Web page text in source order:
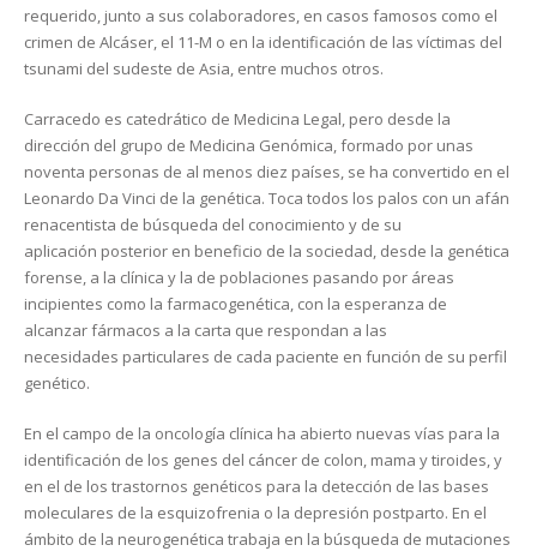
requerido, junto a sus colaboradores, en casos famosos como el
crimen de Alcáser, el 11-M o en la identificación de las víctimas del
tsunami del sudeste de Asia, entre muchos otros.
Carracedo es catedrático de Medicina Legal, pero desde la
dirección del grupo de Medicina Genómica, formado por unas
noventa personas de al menos diez países, se ha convertido en el
Leonardo Da Vinci de la genética. Toca todos los palos con un afán
renacentista de búsqueda del conocimiento y de su
aplicación posterior en beneficio de la sociedad, desde la genética
forense, a la clínica y la de poblaciones pasando por áreas
incipientes como la farmacogenética, con la esperanza de
alcanzar fármacos a la carta que respondan a las
necesidades particulares de cada paciente en función de su perfil
genético.
En el campo de la oncología clínica ha abierto nuevas vías para la
identificación de los genes del cáncer de colon, mama y tiroides, y
en el de los trastornos genéticos para la detección de las bases
moleculares de la esquizofrenia o la depresión postparto. En el
ámbito de la neurogenética trabaja en la búsqueda de mutaciones